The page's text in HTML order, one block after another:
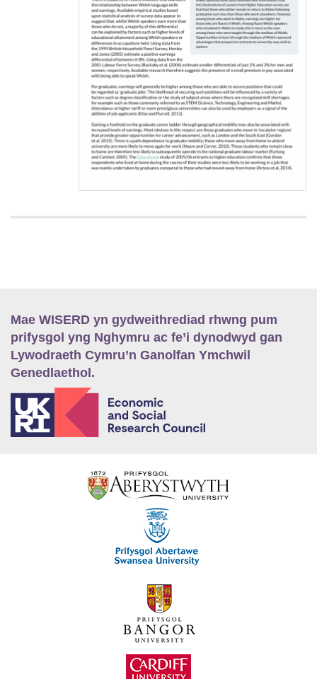
Mae WISERD yn gydweithrediad rhwng pum
prifysgol yng Nghymru ac fe’i dynodwyd gan
Lywodraeth Cymru’n Ganolfan Ymchwil
Genedlaethol.